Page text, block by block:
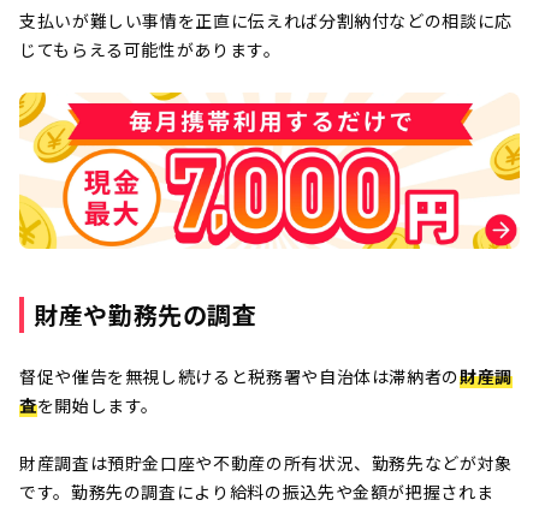
支払いが難しい事情を正直に伝えれば分割納付などの相談に応
じてもらえる可能性があります。
財産や勤務先の調査
督促や催告を無視し続けると税務署や自治体は滞納者の財産調
査を開始します。
財産調査は預貯金口座や不動産の所有状況、勤務先などが対象
です。勤務先の調査により給料の振込先や金額が把握されま